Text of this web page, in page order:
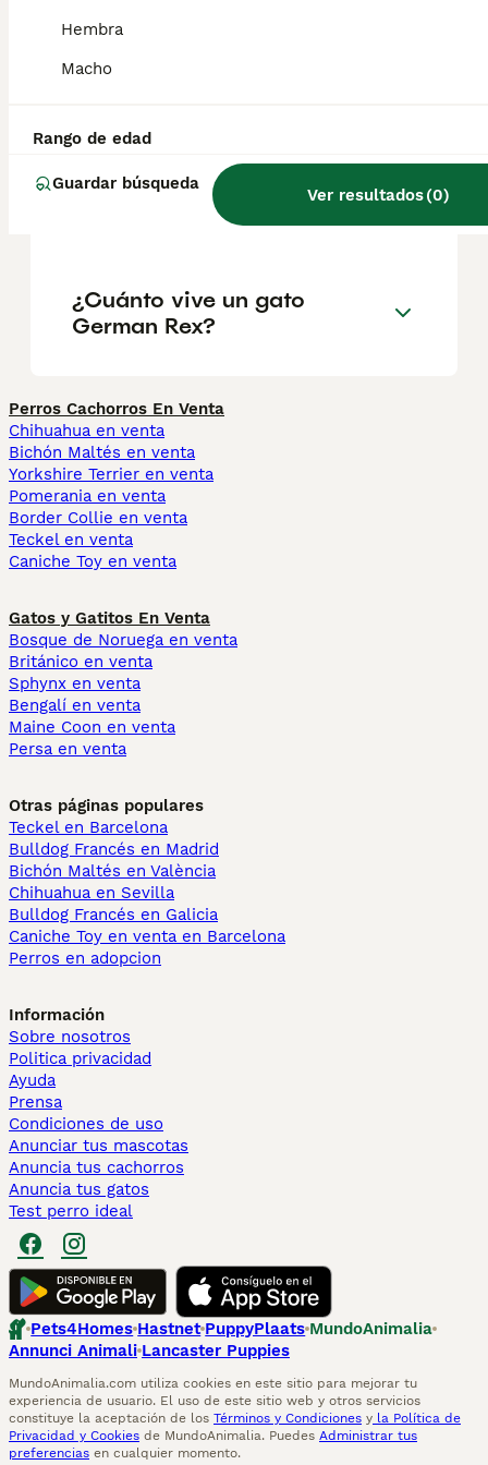
Hembra
Macho
Rango de edad
Guardar búsqueda
Ver resultados(0)
¿Cuánto cuesta un gato
¿Es el German Rex una
buena mascota?
¿Cuánto vive un gato
German Rex?
Perros Cachorros En Venta
Chihuahua en venta
Bichón Maltés en venta
Yorkshire Terrier en venta
Pomerania en venta
Border Collie en venta
Teckel en venta
Caniche Toy en venta
Gatos y Gatitos En Venta
Bosque de Noruega en venta
Británico en venta
Sphynx en venta
Bengalí en venta
Maine Coon en venta
Persa en venta
Otras páginas populares
Teckel en Barcelona
Bulldog Francés en Madrid
Bichón Maltés en València
Chihuahua en Sevilla
Bulldog Francés en Galicia
Caniche Toy en venta en Barcelona
Perros en adopcion
Información
Sobre nosotros
Politica privacidad
Ayuda
Prensa
Condiciones de uso
Anunciar tus mascotas
Anuncia tus cachorros
Anuncia tus gatos
Test perro ideal
Pets4Homes Hastnet PuppyPlaats MundoAnimalia
Annunci Animali Lancaster Puppies
MundoAnimalia.com utiliza cookies en este sitio para mejorar tu
experiencia de usuario. El uso de este sitio web y otros servicios
constituye la aceptación de los Términos y Condiciones y la Política de
Privacidad y Cookies de MundoAnimalia. Puedes Administrar tus
preferencias en cualquier momento.